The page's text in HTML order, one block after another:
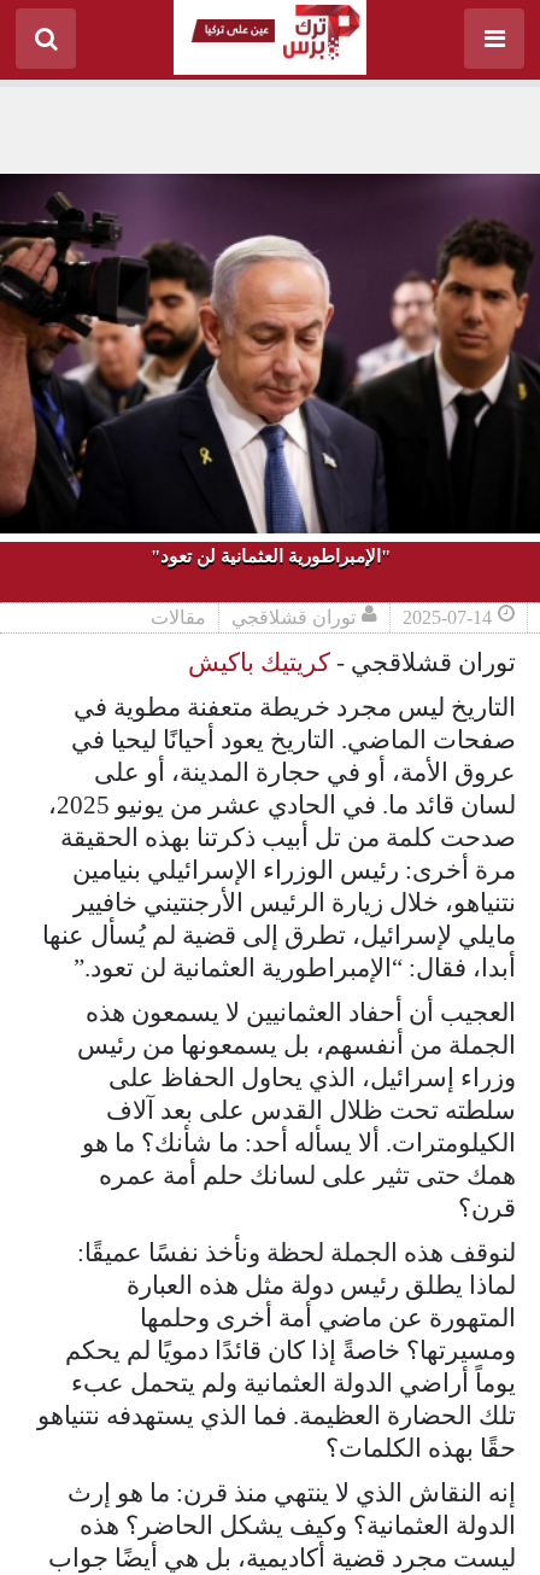
"الإمبراطورية العثمانية لن تعود"
2025-07-14 توران قشلاقجي مقالات
توران قشلاقجي - كريتيك باكيش
التاريخ ليس مجرد خريطة متعفنة مطوية في
صفحات الماضي. التاريخ يعود أحيانًا ليحيا في
عروق الأمة، أو في حجارة المدينة، أو على
لسان قائد ما. في الحادي عشر من يونيو 2025،
صدحت كلمة من تل أبيب ذكرتنا بهذه الحقيقة
مرة أخرى: رئيس الوزراء الإسرائيلي بنيامين
نتنياهو، خلال زيارة الرئيس الأرجنتيني خافيير
مايلي لإسرائيل، تطرق إلى قضية لم يُسأل عنها
أبدا، فقال: “الإمبراطورية العثمانية لن تعود.”
العجيب أن أحفاد العثمانيين لا يسمعون هذه
الجملة من أنفسهم، بل يسمعونها من رئيس
وزراء إسرائيل، الذي يحاول الحفاظ على
سلطته تحت ظلال القدس على بعد آلاف
الكيلومترات. ألا يسأله أحد: ما شأنك؟ ما هو
همك حتى تثير على لسانك حلم أمة عمره
قرن؟
لنوقف هذه الجملة لحظة ونأخذ نفسًا عميقًا:
لماذا يطلق رئيس دولة مثل هذه العبارة
المتهورة عن ماضي أمة أخرى وحلمها
ومسيرتها؟ خاصةً إذا كان قائدًا دمويًا لم يحكم
يوماً أراضي الدولة العثمانية ولم يتحمل عبء
تلك الحضارة العظيمة. فما الذي يستهدفه نتنياهو
حقًا بهذه الكلمات؟
إنه النقاش الذي لا ينتهي منذ قرن: ما هو إرث
الدولة العثمانية؟ وكيف يشكل الحاضر؟ هذه
ليست مجرد قضية أكاديمية، بل هي أيضًا جواب